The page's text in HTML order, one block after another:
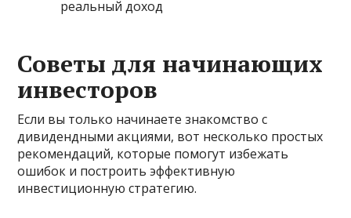
реальный доход
Советы для начинающих
инвесторов
Если вы только начинаете знакомство с
дивидендными акциями, вот несколько простых
рекомендаций, которые помогут избежать
ошибок и построить эффективную
инвестиционную стратегию.